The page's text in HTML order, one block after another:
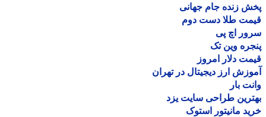
زنده جام جهانی
طلا دست دوم
اچ پی
وین تک
دلار امروز
ارز دیجیتال در تهران
بار
طراحی سایت یزد
مانیتور استوک